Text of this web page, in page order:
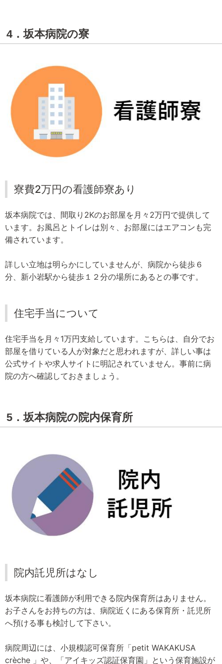
4．坂本病院の寮
寮費2万円の看護師寮あり
坂本病院では、間取り2Kのお部屋を月々2万円で提供して
います。お風呂とトイレは別々、お部屋にはエアコンも完
備されています。
詳しい立地は明らかにしていませんが、病院から徒歩６
分、新小岩駅から徒歩１２分の場所にあるとの事です。
住宅手当について
住宅手当を月々1万円支給しています。こちらは、自分でお
部屋を借りている人が対象だと思われますが、詳しい事は
公式サイトや求人サイトに明記されていません。事前に病
院の方へ確認しておきましょう。
5．坂本病院の院内保育所
院内託児所はなし
坂本病院に看護師が利用できる院内保育所はありません。
お子さんをお持ちの方は、病院近くにある保育所・託児所
へ預ける事も検討して下さい。
病院周辺には、小規模認可保育所「petit WAKAKUSA
crèche 」や、「アイキッズ認証保育園」という保育施設が